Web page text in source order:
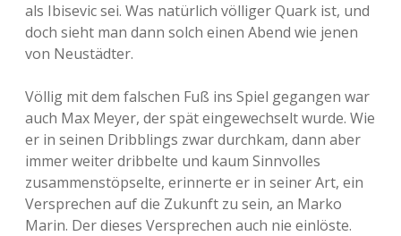
als Ibisevic sei. Was natürlich völliger Quark ist, und
doch sieht man dann solch einen Abend wie jenen
von Neustädter.
Völlig mit dem falschen Fuß ins Spiel gegangen war
auch Max Meyer, der spät eingewechselt wurde. Wie
er in seinen Dribblings zwar durchkam, dann aber
immer weiter dribbelte und kaum Sinnvolles
zusammenstöpselte, erinnerte er in seiner Art, ein
Versprechen auf die Zukunft zu sein, an Marko
Marin. Der dieses Versprechen auch nie einlöste.